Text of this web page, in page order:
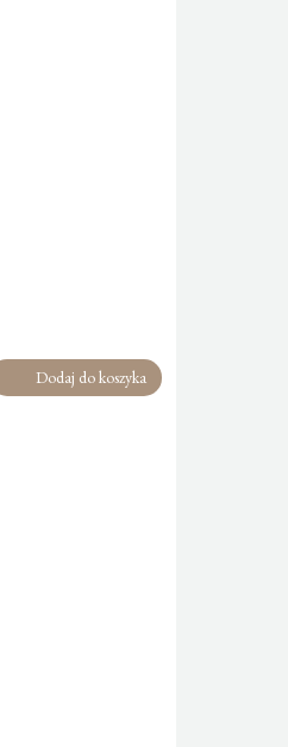
Dodaj do koszyka